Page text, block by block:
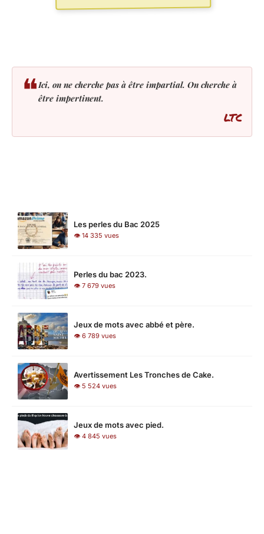
❝Ici, on ne cherche pas à être impartial. On cherche à
être impertinent.
LTC
Les perles du Bac 2025
👁 14 335 vues
Perles du bac 2023.
👁 7 679 vues
Jeux de mots avec abbé et père.
👁 6 789 vues
Avertissement Les Tronches de Cake.
👁 5 524 vues
Jeux de mots avec pied.
👁 4 845 vues